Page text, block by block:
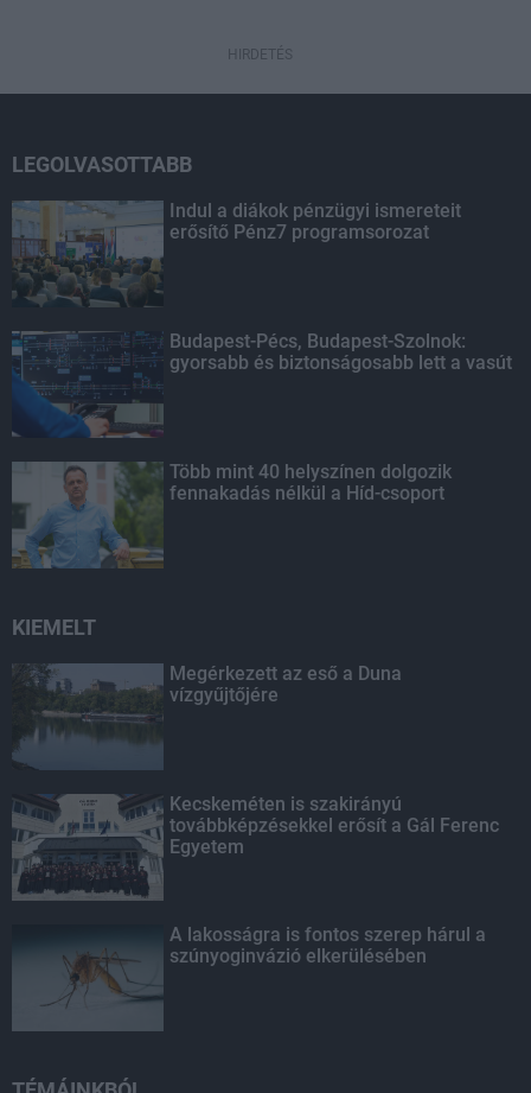
HIRDETÉS
LEGOLVASOTTABB
Indul a diákok pénzügyi ismereteit
erősítő Pénz7 programsorozat
Budapest-Pécs, Budapest-Szolnok:
gyorsabb és biztonságosabb lett a vasút
Több mint 40 helyszínen dolgozik
fennakadás nélkül a Híd-csoport
KIEMELT
Megérkezett az eső a Duna
vízgyűjtőjére
Kecskeméten is szakirányú
továbbképzésekkel erősít a Gál Ferenc
Egyetem
A lakosságra is fontos szerep hárul a
szúnyoginvázió elkerülésében